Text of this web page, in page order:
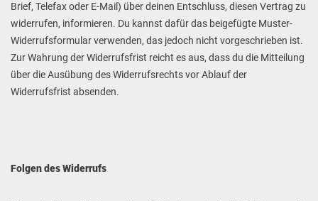
Brief, Telefax oder E-Mail) über deinen Entschluss, diesen Vertrag zu
widerrufen, informieren. Du kannst dafür das beigefügte Muster-
Widerrufsformular verwenden, das jedoch nicht vorgeschrieben ist.
Zur Wahrung der Widerrufsfrist reicht es aus, dass du die Mitteilung
über die Ausübung des Widerrufsrechts vor Ablauf der
Widerrufsfrist absenden.
Folgen des Widerrufs